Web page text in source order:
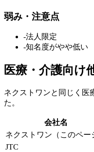
弱み・注意点
-法人限定
-知名度がやや低い
医療・介護向け
ネクストワンと同じく 医
た。
会社名
ネクストワン （このペー
JTC